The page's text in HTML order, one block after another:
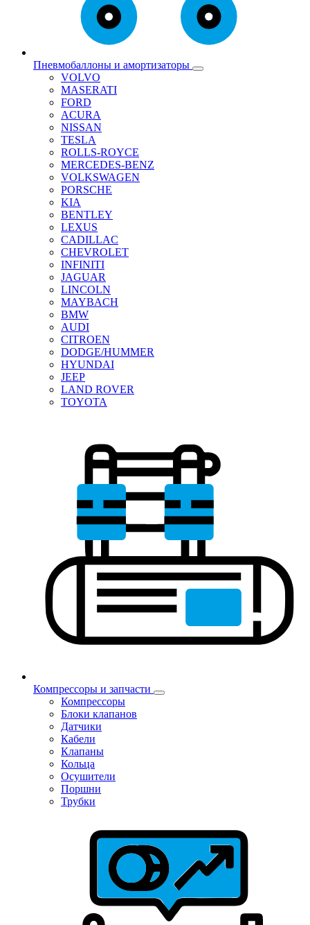
Пневмобаллоны и амортизаторы
VOLVO
MASERATI
FORD
ACURA
NISSAN
TESLA
ROLLS-ROYCE
MERCEDES-BENZ
VOLKSWAGEN
PORSCHE
KIA
BENTLEY
LEXUS
CADILLAC
CHEVROLET
INFINITI
JAGUAR
LINCOLN
MAYBACH
BMW
AUDI
CITROEN
DODGE/HUMMER
HYUNDAI
JEEP
LAND ROVER
TOYOTA
Компрессоры и запчасти
Компрессоры
Блоки клапанов
Датчики
Кабели
Клапаны
Кольца
Осушители
Поршни
Трубки